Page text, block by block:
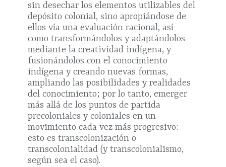
sin desechar los elementos utilizables del
depósito colonial, sino apropiándose de
ellos vía una evaluación racional, así
como transformándolos y adaptándolos
mediante la creatividad indígena, y
fusionándolos con el conocimiento
indígena y creando nuevas formas,
ampliando las posibilidades y realidades
del conocimiento; por lo tanto, emerger
más allá de los puntos de partida
precoloniales y coloniales en un
movimiento cada vez más progresivo:
esto es transcolonización o
transcolonialidad (y transcolonialismo,
según sea el caso).